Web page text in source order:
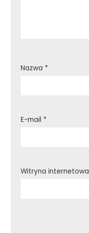
Nazwa *
E-mail *
Witryna internetowa